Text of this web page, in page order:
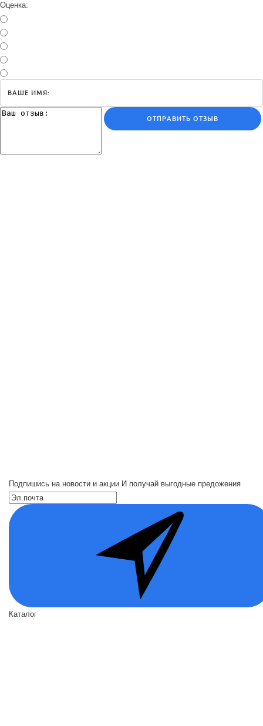
Оценка:
ОТПРАВИТЬ ОТЗЫВ
Подпишись на новости и акции И получай выгодные предожения
Каталог